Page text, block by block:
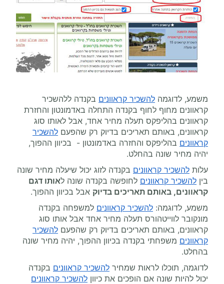
משמע, לדוגמה להשכיר קראוונים בקנדה ללהשכיר
קראוונים מחוף לחוף בקנדה התחלה באדמונטון והחזרת
קראוונים בהליפקס תעלה מחיר אחד, אבל לאותו סוג
קראוונים, באותם תאריכים בדיוק רק שהפעם להשכיר
קראוונים בהליפקס והחזרה באדמונטון - בכיוון ההפוך,
יהיה מחיר שונה בהחלט.
עלות להשכיר קראוונים בקנדה לזוג יכול שיעלה מחיר שונה
בין להשכיר קראוונים לחופשה בקנדה שונה לאותו דגם
קראוונים, באותם תאריכים בדיוק אבל בכיוון ההפוך.
משמע, לדוגמה: להשכיר קראוונים למשפחה בקנדה
מונקובר לווייטהורס תעלה מחיר אחד אבל אותו סוג
קראוונים, באותם תאריכים בדיוק רק שהפעם להשכיר
קראוונים משפחתי בקנדה בכיוון ההפוך, יהיה מחיר שונה
בהחלט.
לדוגמה, תוכלו לראות שמחיר להשכיר קראוונים בקנדה
יכול להיות שונה אם הופכים את כיוון להשכיר קראוונים